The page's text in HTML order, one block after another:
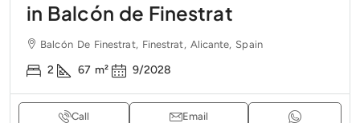
in Balcón de Finestrat
Balcón De Finestrat, Finestrat, Alicante, Spain
2 67 m² 9/2028
Call Email